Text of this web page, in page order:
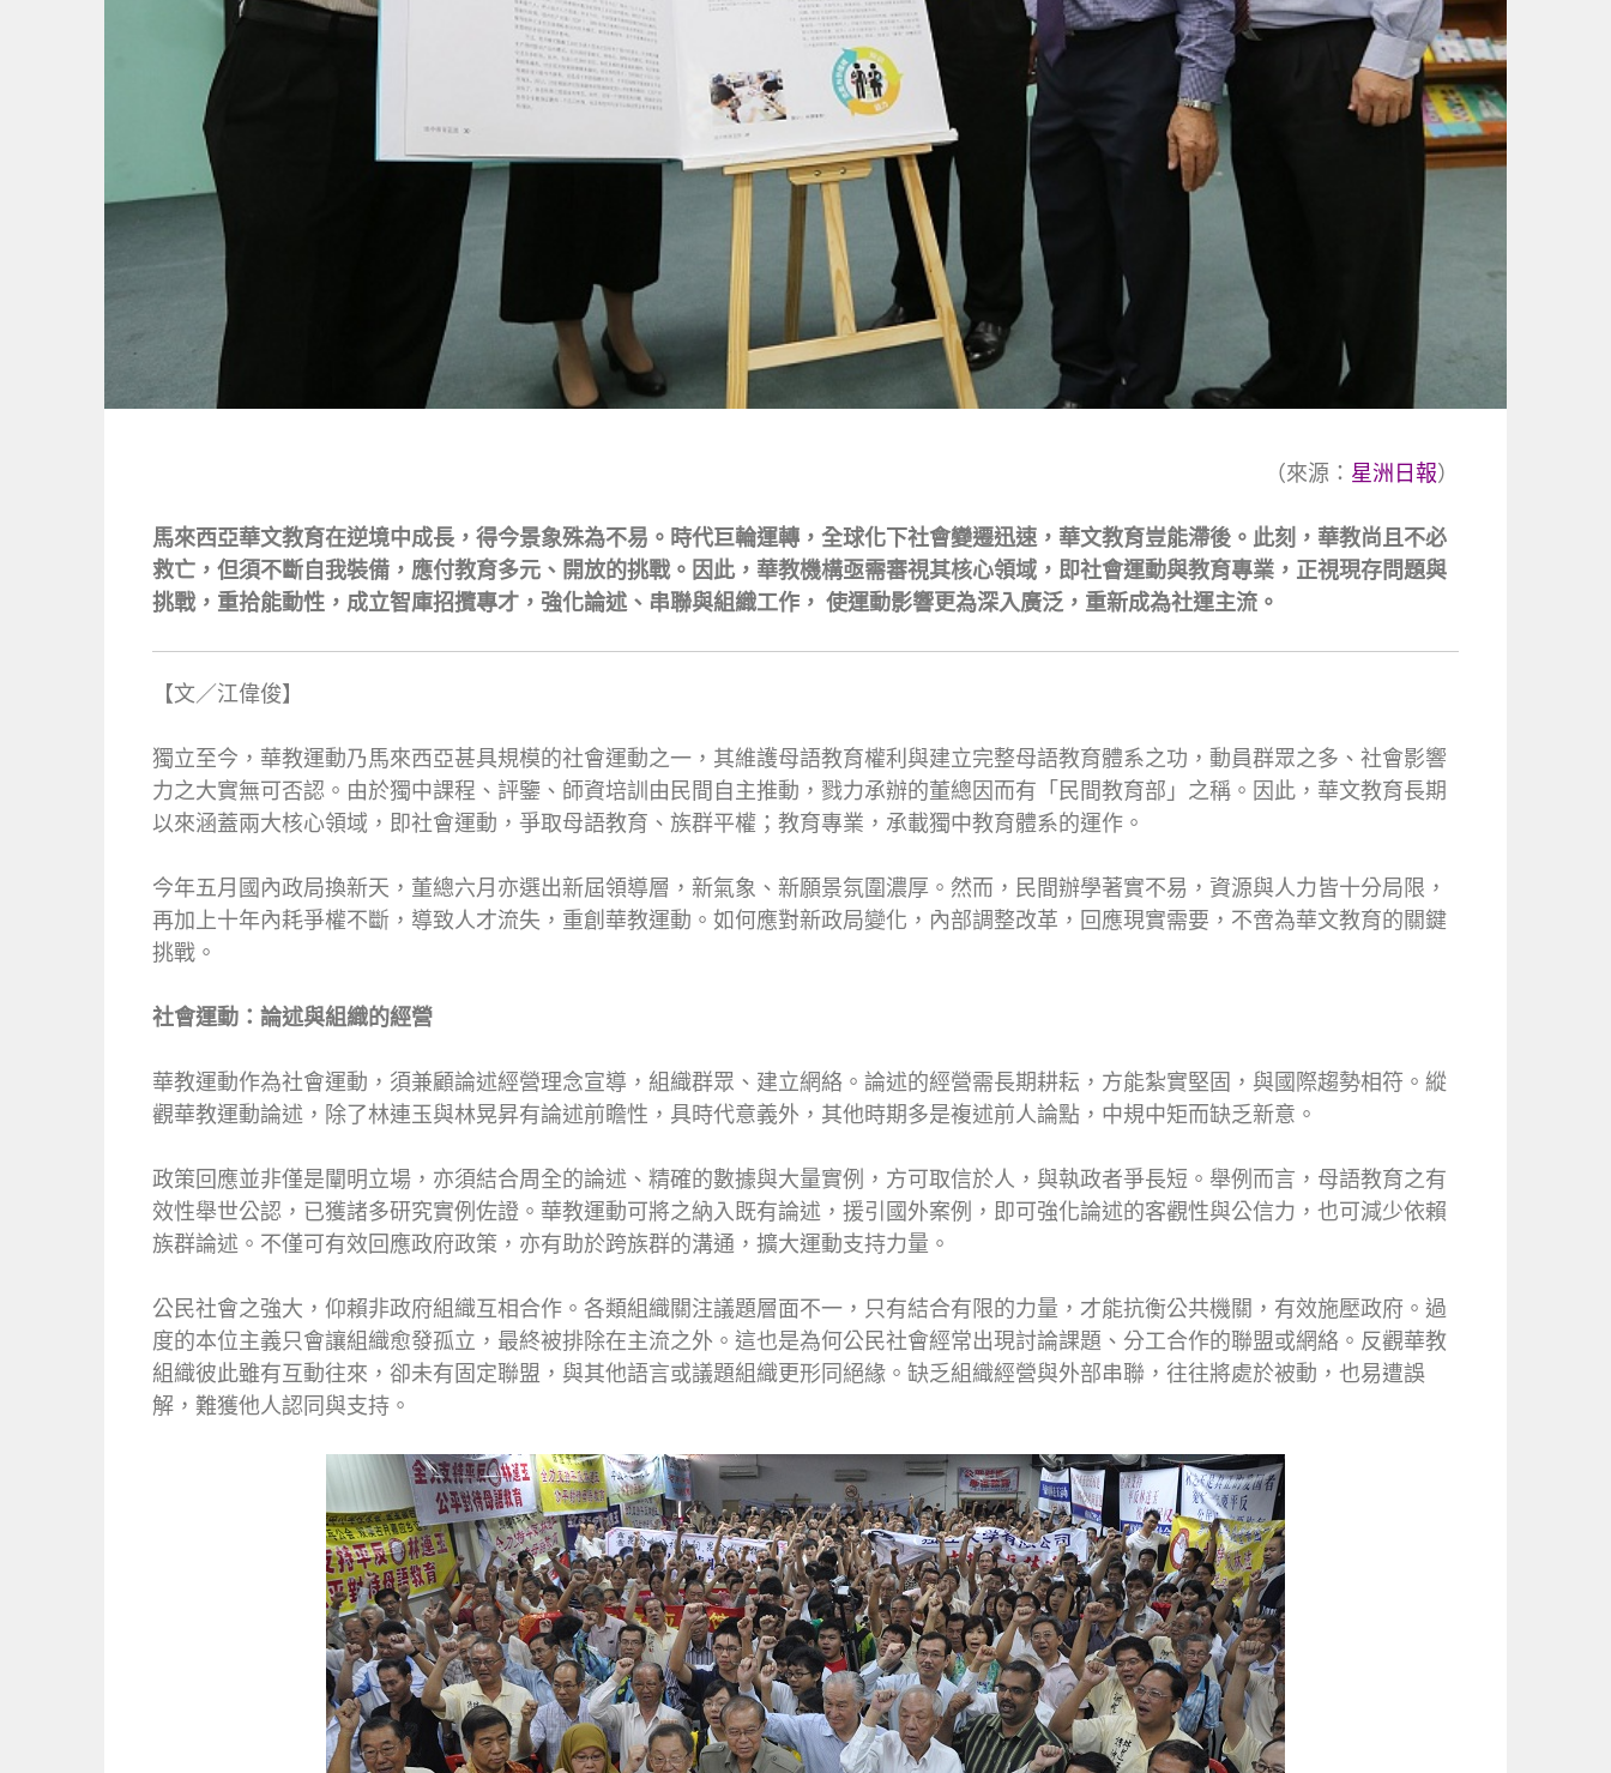
（來源： 星洲日報）
馬來西亞華文教育在逆境中成長，得今景象殊為不易。時代巨輪運轉，全球化下社會變遷迅速，華文教育豈能滯後。此刻，華教尚且不必
救亡，但須不斷自我裝備，應付教育多元、開放的挑戰。因此，華教機構亟需審視其核心領域，即社會運動與教育專業，正視現存問題與
挑戰，重拾能動性，成立智庫招攬專才，強化論述、串聯與組織工作， 使運動影響更為深入廣泛，重新成為社運主流。
【文／江偉俊】
獨立至今，華教運動乃馬來西亞甚具規模的社會運動之一，其維護母語教育權利與建立完整母語教育體系之功，動員群眾之多、社會影響
力之大實無可否認。由於獨中課程、評鑒、師資培訓由民間自主推動，戮力承辦的董總因而有「民間教育部」之稱。因此，華文教育長期
以來涵蓋兩大核心領域，即社會運動，爭取母語教育、族群平權；教育專業，承載獨中教育體系的運作。
今年五月國內政局換新天，董總六月亦選出新屆領導層，新氣象、新願景氛圍濃厚。然而，民間辦學著實不易，資源與人力皆十分局限，
再加上十年內耗爭權不斷，導致人才流失，重創華教運動。如何應對新政局變化，內部調整改革，回應現實需要，不啻為華文教育的關鍵
挑戰。
社會運動：論述與組織的經營
華教運動作為社會運動，須兼顧論述經營理念宣導，組織群眾、建立網絡。論述的經營需長期耕耘，方能紮實堅固，與國際趨勢相符。縱
觀華教運動論述，除了林連玉與林晃昇有論述前瞻性，具時代意義外，其他時期多是複述前人論點，中規中矩而缺乏新意。
政策回應並非僅是闡明立場，亦須結合周全的論述、精確的數據與大量實例，方可取信於人，與執政者爭長短。舉例而言，母語教育之有
效性舉世公認，已獲諸多研究實例佐證。華教運動可將之納入既有論述，援引國外案例，即可強化論述的客觀性與公信力，也可減少依賴
族群論述。不僅可有效回應政府政策，亦有助於跨族群的溝通，擴大運動支持力量。
公民社會之強大，仰賴非政府組織互相合作。各類組織關注議題層面不一，只有結合有限的力量，才能抗衡公共機關，有效施壓政府。過
度的本位主義只會讓組織愈發孤立，最終被排除在主流之外。這也是為何公民社會經常出現討論課題、分工合作的聯盟或網絡。反觀華教
組織彼此雖有互動往來，卻未有固定聯盟，與其他語言或議題組織更形同絕緣。缺乏組織經營與外部串聯，往往將處於被動，也易遭誤
解，難獲他人認同與支持。